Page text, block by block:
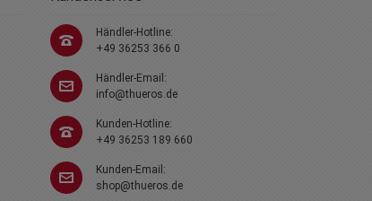
Händler-Hotline:
+49 36253 366 0
Händler-Email:
info@thueros.de
Kunden-Hotline:
+49 36253 189 660
Kunden-Email:
shop@thueros.de